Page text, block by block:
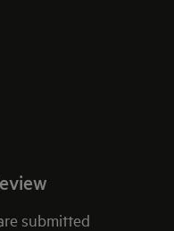
submitted